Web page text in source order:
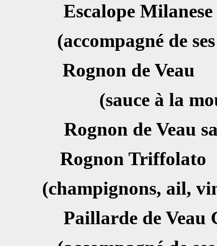
Escalope
(accompagné de
Rognon
(sauce à la
Rognon de Veau
Rognon
(champignons, ail,
Paillarde de